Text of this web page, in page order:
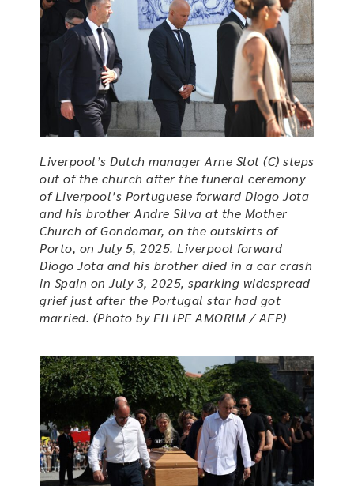
Liverpool’s Dutch manager Arne Slot (C) steps
out of the church after the funeral ceremony
of Liverpool’s Portuguese forward Diogo Jota
and his brother Andre Silva at the Mother
Church of Gondomar, on the outskirts of
Porto, on July 5, 2025. Liverpool forward
Diogo Jota and his brother died in a car crash
in Spain on July 3, 2025, sparking widespread
grief just after the Portugal star had got
married. (Photo by FILIPE AMORIM / AFP)